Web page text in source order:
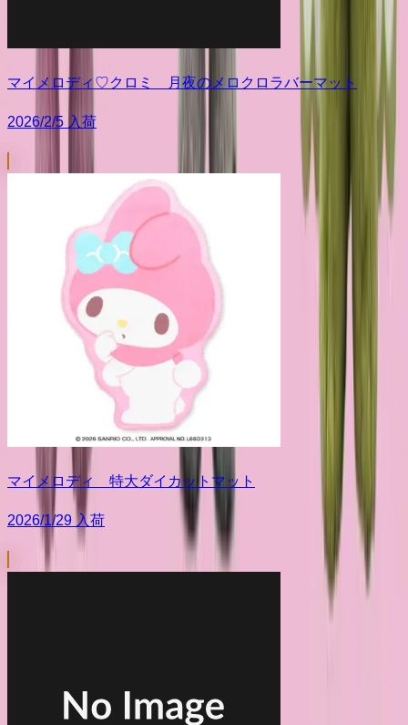
マイメロディ♡クロミ 月夜のメロクロラバーマット
2026/2/5 入荷
マイメロディ 特大ダイカットマット
2026/1/29 入荷